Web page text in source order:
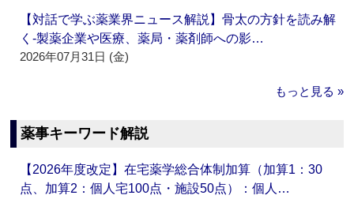
【対話で学ぶ薬業界ニュース解説】骨太の方針を読み解
く‐製薬企業や医療、薬局・薬剤師への影…
2026年07月31日 (金)
もっと見る »
薬事キーワード解説
【2026年度改定】在宅薬学総合体制加算（加算1：30
点、加算2：個人宅100点・施設50点）：個人…